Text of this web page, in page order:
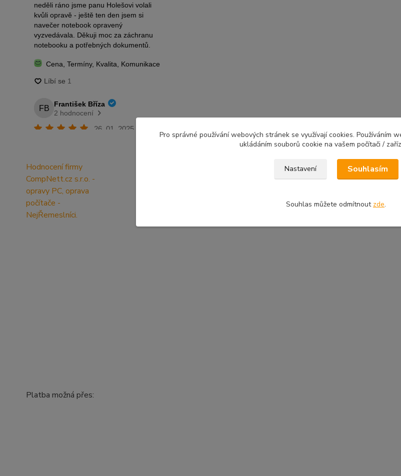
Hodnocení firmy
CompNett.cz s.r.o. -
opravy PC, oprava
počítače -
NejŘemeslníci.
Platba možná přes:
Pro správné používání webových stránek se využívají cookies. Používáním
ukládáním souborů cookie na vašem počítači /
Nastavení Souhlasím
Souhlas můžete odmítnout zde.